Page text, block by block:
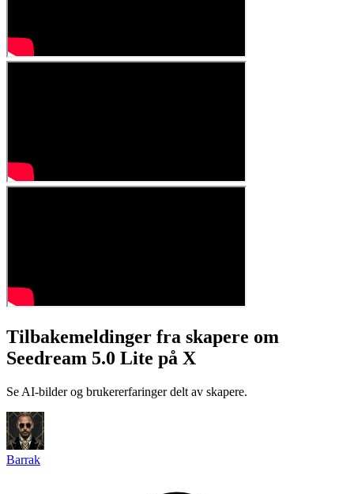
Tilbakemeldinger fra skapere om
Seedream 5.0 Lite på X
Se AI-bilder og brukererfaringer delt av skapere.
Barrak